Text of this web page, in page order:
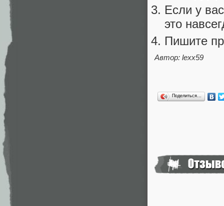
Если у
это
Пишите
Автор: lexx59
Поделиться…